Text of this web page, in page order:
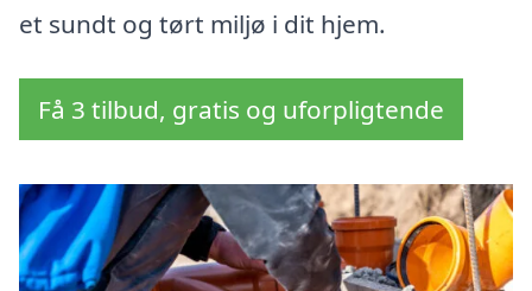
et sundt og tørt miljø i dit hjem.
Få 3 tilbud, gratis og uforpligtende